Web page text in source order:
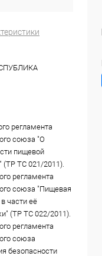
регламента
союза "О
пищевой
(ТР ТС 021/2011).
регламента
союза "Пищевая
части её
(ТР ТС 022/2011).
регламента
союза
безопасности